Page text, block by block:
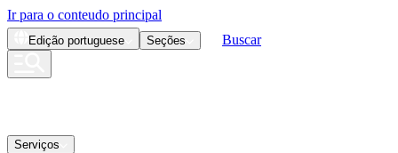
Ir para o conteudo principal
Edição portuguese Seções Buscar
Serviços